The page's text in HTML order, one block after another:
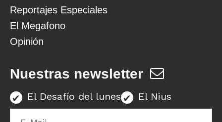
Reportajes Especiales
El Megafono
Opinión
Nuestras newsletter
El Desafío del lunes El Nius